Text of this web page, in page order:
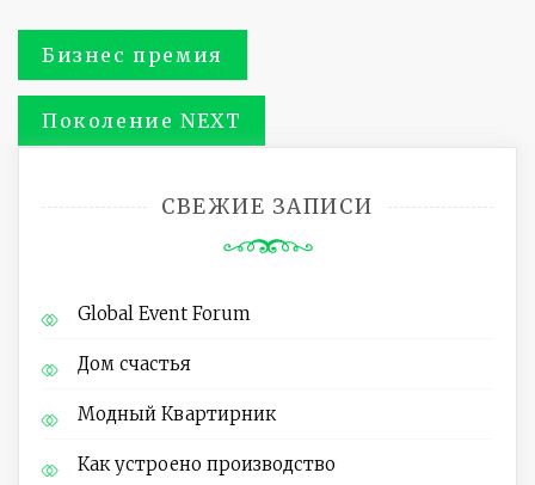
Навигация
по
записям
Бизнес премия
Поколение NEXT
СВЕЖИЕ ЗАПИСИ
Global Event Forum
Дом счастья
Модный Квартирник
Как устроено производство